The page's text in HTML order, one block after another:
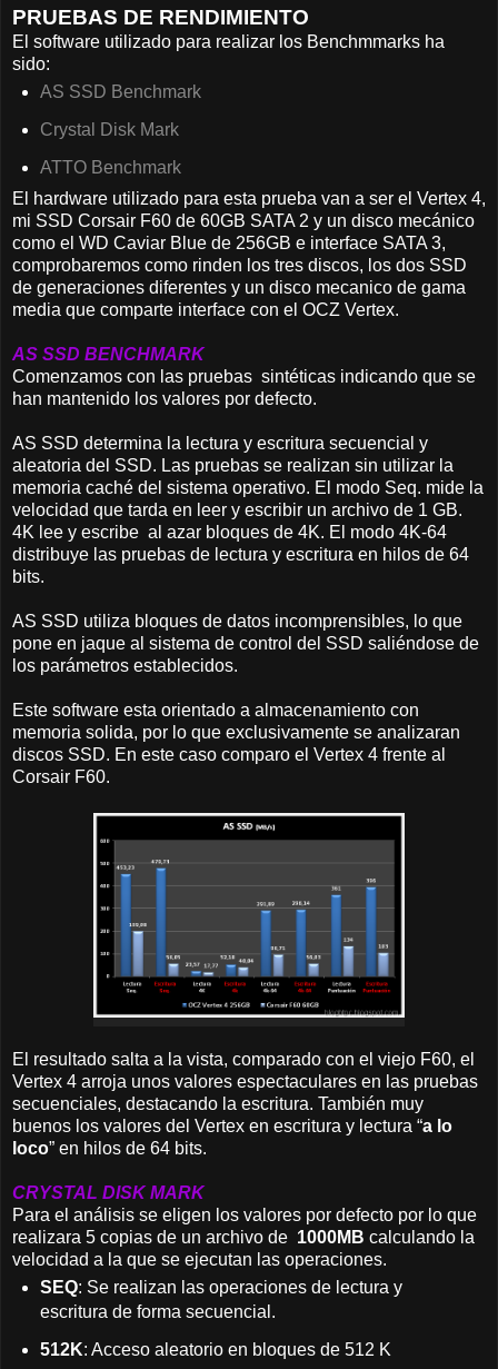
PRUEBAS DE RENDIMIENTO
El software utilizado para realizar los Benchmmarks ha
sido:
AS SSD Benchmark
Crystal Disk Mark
ATTO Benchmark
El hardware utilizado para esta prueba van a ser el Vertex 4,
mi SSD Corsair F60 de 60GB SATA 2 y un disco mecánico
como el WD Caviar Blue de 256GB e interface SATA 3,
comprobaremos como rinden los tres discos, los dos SSD
de generaciones diferentes y un disco mecanico de gama
media que comparte interface con el OCZ Vertex.
AS SSD BENCHMARK
Comenzamos con las pruebas sintéticas indicando que se
han mantenido los valores por defecto.
AS SSD determina la lectura y escritura secuencial y
aleatoria del SSD. Las pruebas se realizan sin utilizar la
memoria caché del sistema operativo. El modo Seq. mide la
velocidad que tarda en leer y escribir un archivo de 1 GB.
4K lee y escribe al azar bloques de 4K. El modo 4K-64
distribuye las pruebas de lectura y escritura en hilos de 64
bits.
AS SSD utiliza bloques de datos incomprensibles, lo que
pone en jaque al sistema de control del SSD saliéndose de
los parámetros establecidos.
Este software esta orientado a almacenamiento con
memoria solida, por lo que exclusivamente se analizaran
discos SSD. En este caso comparo el Vertex 4 frente al
Corsair F60.
El resultado salta a la vista, comparado con el viejo F60, el
Vertex 4 arroja unos valores espectaculares en las pruebas
secuenciales, destacando la escritura. También muy
buenos los valores del Vertex en escritura y lectura “a lo
loco” en hilos de 64 bits.
CRYSTAL DISK MARK
Para el análisis se eligen los valores por defecto por lo que
realizara 5 copias de un archivo de 1000MB calculando la
velocidad a la que se ejecutan las operaciones.
SEQ: Se realizan las operaciones de lectura y
escritura de forma secuencial.
512K: Acceso aleatorio en bloques de 512 K